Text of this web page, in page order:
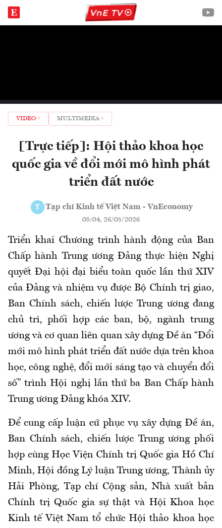
VIDEO MULTIMEDIA
[Trực tiếp]: Hội thảo khoa học
quốc gia về đổi mới mô hình phát
triển đất nước
T Tạp chí Kinh tế Việt Nam - VnEconomy
08:04, 26/05/2026
Triển khai Chương trình hành động của Ban
Chấp hành Trung ương Đảng thực hiện Nghị
quyết Đại hội đại biểu toàn quốc lần thứ XIV
của Đảng và nhiệm vụ được Bộ Chính trị giao,
Ban Chính sách, chiến lược Trung ương đang
chủ trì, phối hợp các ban, bộ, ngành trung
ương và cơ quan liên quan xây dựng Đề án “Đổi
mới mô hình phát triển đất nước dựa trên khoa
học, công nghệ, đổi mới sáng tạo và chuyển đổi
số” trình Hội nghị lần thứ ba Ban Chấp hành
Trung ương Đảng khóa XIV.
Để cung cấp luận cứ phục vụ xây dựng Đề án,
Ban Chính sách, chiến lược Trung ương phối
hợp cùng Học Viện Chính trị Quốc gia Hồ Chí
Minh, Hội đồng Lý luận Trung ương, Thành ủy
Hải Phòng, Tạp chí Cộng sản, Nhà xuất bản
Chính trị Quốc gia sự thật và Hội Khoa học
Kinh tế Việt Nam tổ chức Hội thảo khoa học